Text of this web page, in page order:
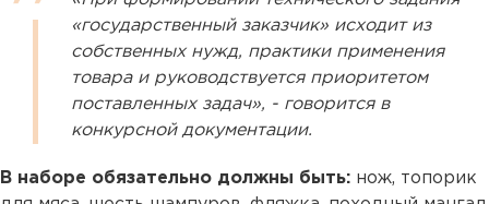
«государственный заказчик» исходит из
собственных нужд, практики применения
товара и руководствуется приоритетом
поставленных задач», - говорится в
конкурсной документации.
В наборе обязательно должны быть: нож, топорик